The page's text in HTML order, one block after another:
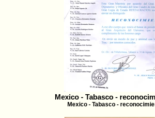
Mexico - Tabasco -
Mexico - Tabasco -